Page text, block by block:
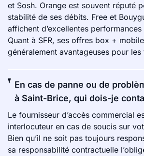
et Sosh. Orange est souvent réputé
stabilité de ses débits. Free et
affichent d’excellentes
Quant à SFR, ses offres box +
généralement avantageuses pour les
En cas de panne ou de
à Saint-Brice, qui dois-je
Le fournisseur d’accès commercial
interlocuteur en cas de soucis sur
Bien qu’il ne soit pas toujours
sa responsabilité contractuelle